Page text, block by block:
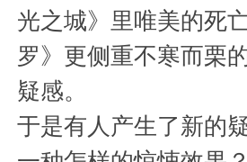
光之城》里唯美的死
罗》更侧重不寒而栗
疑感。
于是有人产生了新的